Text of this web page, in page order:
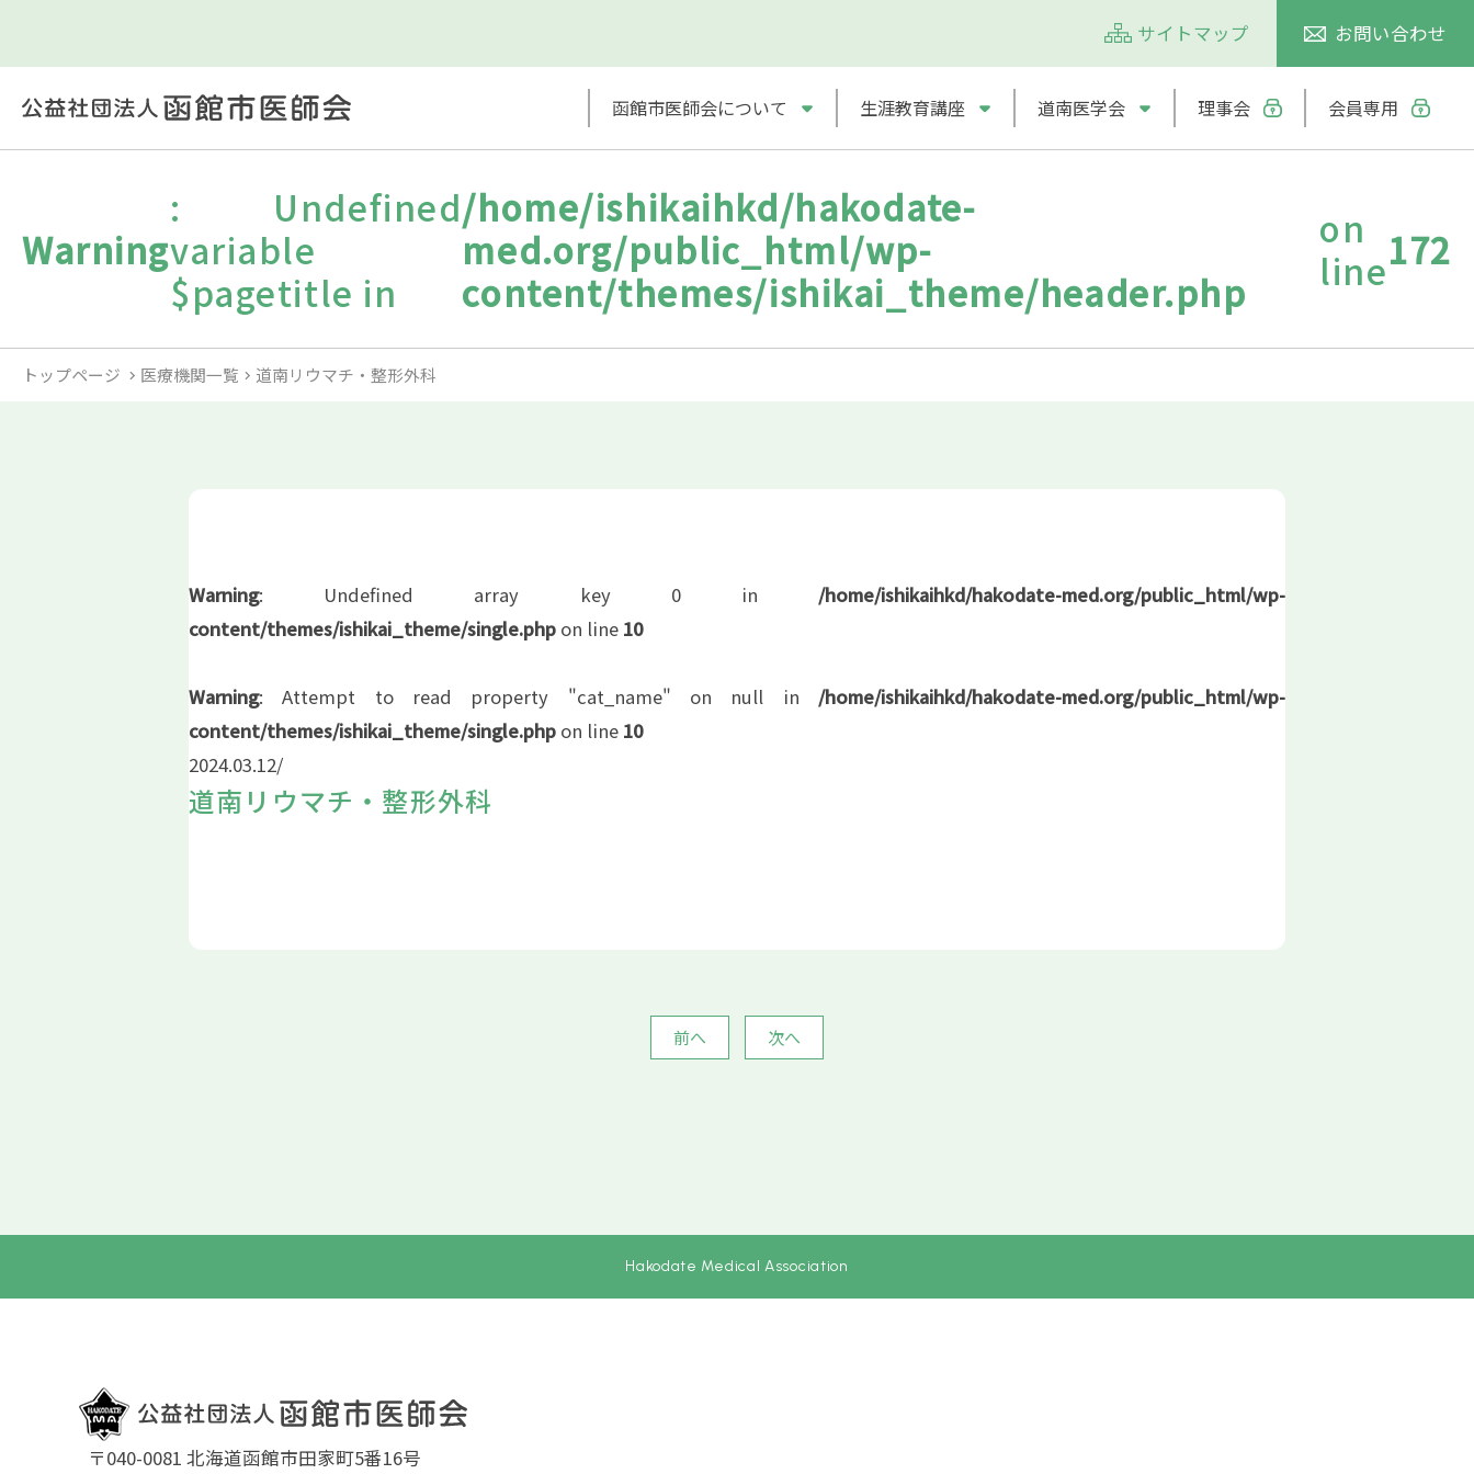
サイトマップ お問い合わせ
函館市医師会について 生涯教育講座 道南医学会 理事会 会員専用
Warning
: Undefined
variable
$pagetitle in
/home/ishikaihkd/hakodate-
med.org/public_html/wp-
content/themes/ishikai_theme/header.php
on
line172
トップページ 医療機関一覧 道南リウマチ・整形外科
Warning: Undefined array key 0 in /home/ishikaihkd/hakodate-med.org/public_html/wp-
content/themes/ishikai_theme/single.php on line 10
Warning: Attempt to read property "cat_name" on null in /home/ishikaihkd/hakodate-med.org/public_html/wp-
content/themes/ishikai_theme/single.php on line 10
2024.03.12/
道南リウマチ・整形外科
前へ 次へ
Hakodate Medical Association
〒040-0081 北海道函館市田家町5番16号